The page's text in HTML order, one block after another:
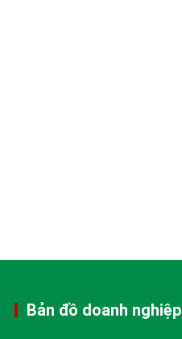
Bản đồ doanh nghiệp